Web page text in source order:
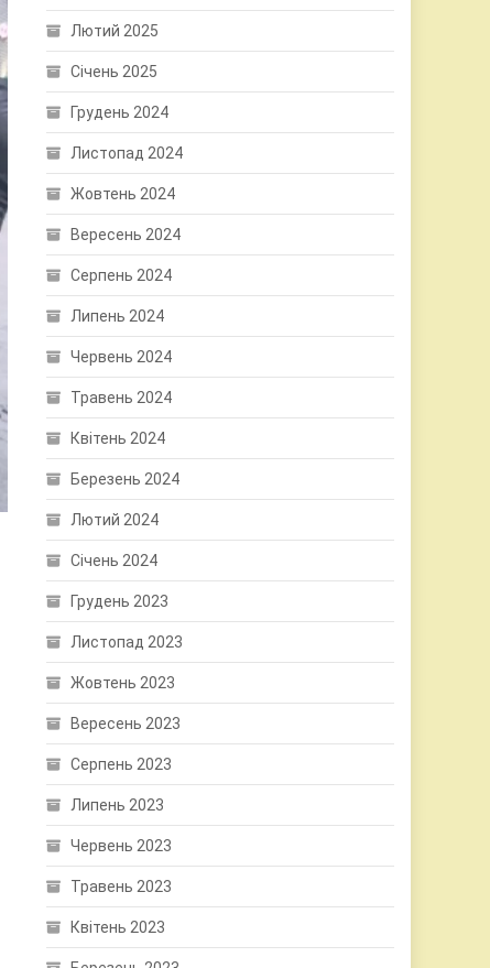
Лютий 2025
Січень 2025
Грудень 2024
Листопад 2024
Жовтень 2024
Вересень 2024
Серпень 2024
Липень 2024
Червень 2024
Травень 2024
Квітень 2024
Березень 2024
Лютий 2024
Січень 2024
Грудень 2023
Листопад 2023
Жовтень 2023
Вересень 2023
Серпень 2023
Липень 2023
Червень 2023
Травень 2023
Квітень 2023